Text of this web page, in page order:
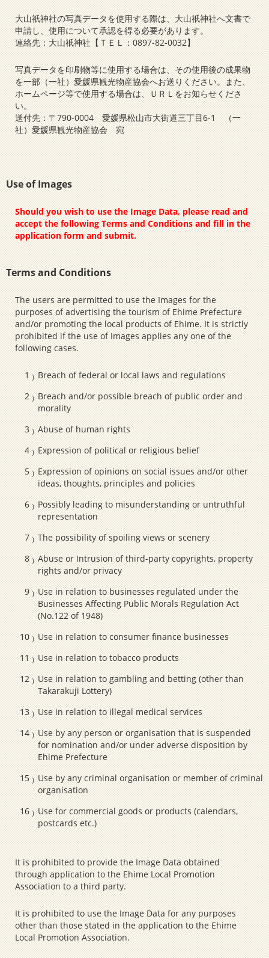
大山祇神社の写真データを使用する際は、大山祇神社へ文書で
申請し、使用について承認を得る必要があります。
連絡先：大山祇神社【ＴＥＬ：0897-82-0032】
写真データを印刷物等に使用する場合は、その使用後の成果物
を一部（一社）愛媛県観光物産協会へお送りください。また、
ホームページ等で使用する場合は、ＵＲＬをお知らせくださ
い。
送付先：〒790-0004 愛媛県松山市大街道三丁目6-1 （一
社）愛媛県観光物産協会 宛
Use of Images
Should you wish to use the Image Data, please read and
accept the following Terms and Conditions and fill in the
application form and submit.
Terms and Conditions
The users are permitted to use the Images for the
purposes of advertising the tourism of Ehime Prefecture
and/or promoting the local products of Ehime. It is strictly
prohibited if the use of Images applies any one of the
following cases.
Breach of federal or local laws and regulations
Breach and/or possible breach of public order and
morality
Abuse of human rights
Expression of political or religious belief
Expression of opinions on social issues and/or other
ideas, thoughts, principles and policies
Possibly leading to misunderstanding or untruthful
representation
The possibility of spoiling views or scenery
Abuse or Intrusion of third-party copyrights, property
rights and/or privacy
Use in relation to businesses regulated under the
Businesses Affecting Public Morals Regulation Act
(No.122 of 1948)
Use in relation to consumer finance businesses
Use in relation to tobacco products
Use in relation to gambling and betting (other than
Takarakuji Lottery)
Use in relation to illegal medical services
Use by any person or organisation that is suspended
for nomination and/or under adverse disposition by
Ehime Prefecture
Use by any criminal organisation or member of criminal
organisation
Use for commercial goods or products (calendars,
postcards etc.)
It is prohibited to provide the Image Data obtained
through application to the Ehime Local Promotion
Association to a third party.
It is prohibited to use the Image Data for any purposes
other than those stated in the application to the Ehime
Local Promotion Association.